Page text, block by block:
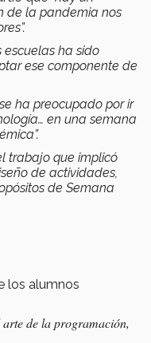
de la pandemia nos
escuelas ha sido
ese componente de
ha preocupado por ir
en una semana
trabajo que implicó
de actividades,
de Semana
los alumnos
de la programación,